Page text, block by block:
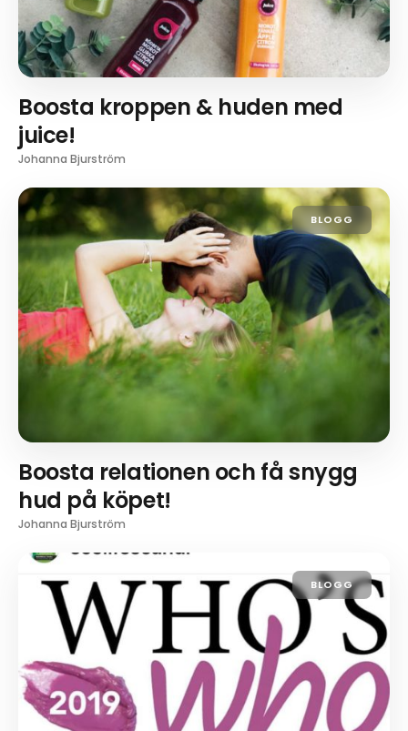
Boosta kroppen & huden med
juice!
Johanna Bjurström
BLOGG
Boosta relationen och få snygg
hud på köpet!
Johanna Bjurström
BLOGG